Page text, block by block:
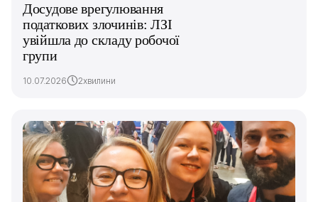
Досудове врегулювання
податкових злочинів: ЛЗІ
увійшла до складу робочої
групи
10.07.2026 2хвилини